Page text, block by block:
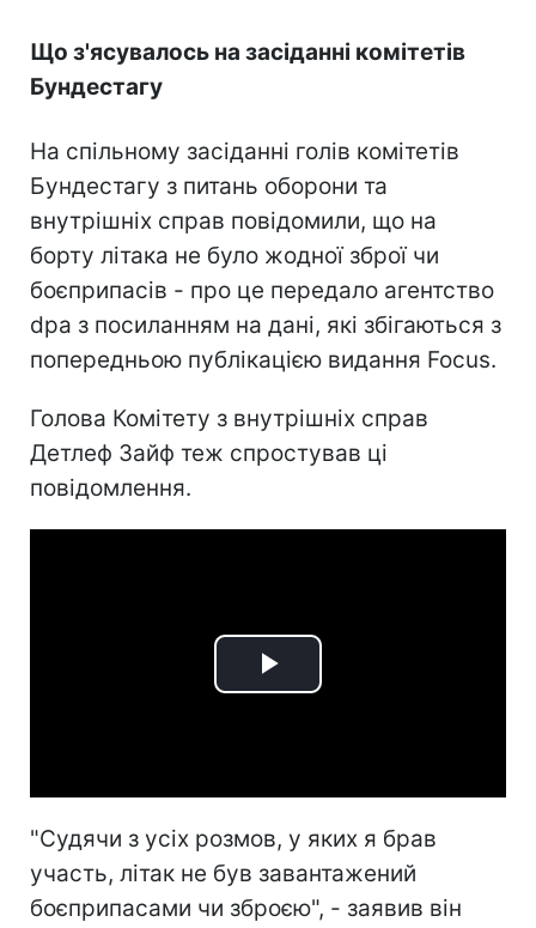
Що з'ясувалось на засіданні комітетів
Бундестагу
На спільному засіданні голів комітетів
Бундестагу з питань оборони та
внутрішніх справ повідомили, що на
борту літака не було жодної зброї чи
боєприпасів - про це передало агентство
dpa з посиланням на дані, які збігаються з
попередньою публікацією видання Focus.
Голова Комітету з внутрішніх справ
Детлеф Зайф теж спростував ці
повідомлення.
Play
"Судячи з усіх розмов, у яких я брав
участь, літак не був завантажений
боєприпасами чи зброєю", - заявив він